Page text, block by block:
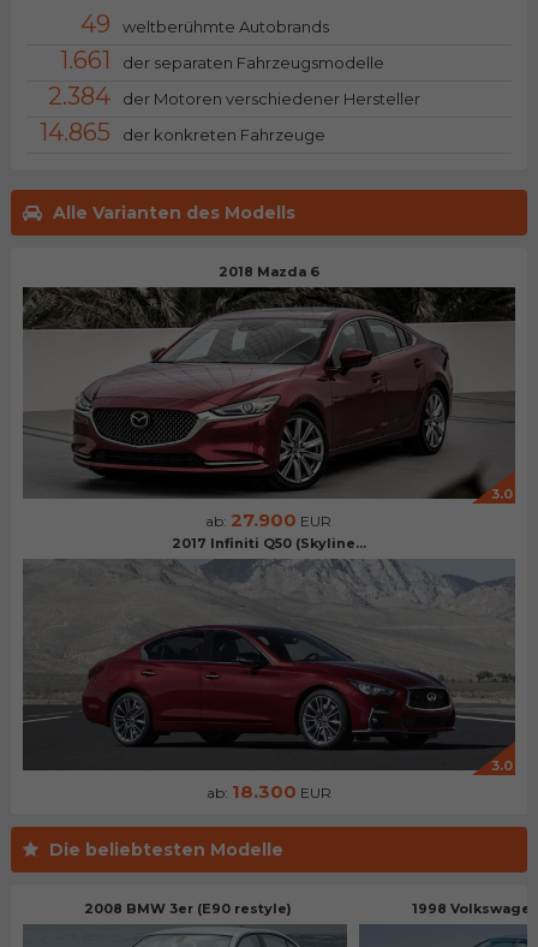
Alle Varianten des Modells
2018 Mazda 6
3.0
ab: 27.900 EUR
2017 Infiniti Q50 (Skyline...
3.0
ab: 18.300 EUR
Die beliebtesten Modelle
2008 BMW 3er (E90 restyle) 1998
49 weltberühmte Autobrands
1.661 der separaten Fahrzeugsmodelle
2.384 der Motoren verschiedener Hersteller
14.865 der konkreten Fahrzeuge